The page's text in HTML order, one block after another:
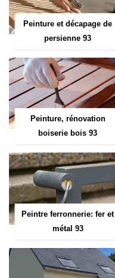
Peinture et décapage de
persienne 93
Peinture, rénovation
boiserie bois 93
Peintre ferronnerie: fer et
métal 93